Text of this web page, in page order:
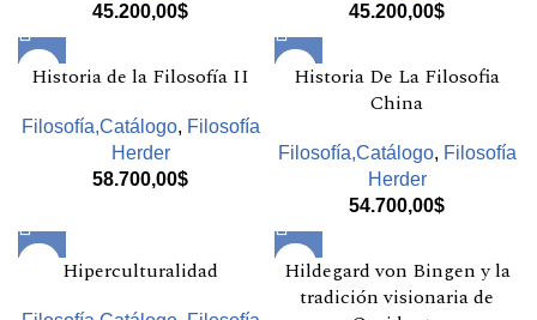
45.200,00$
45.200,00$
Historia de la Filosofía II
Filosofía,Catálogo, Filosofía
Herder
58.700,00$
Historia De La Filosofia
China
Filosofía,Catálogo, Filosofía
Herder
54.700,00$
Hiperculturalidad
Hildegard von Bingen y la
tradición visionaria de